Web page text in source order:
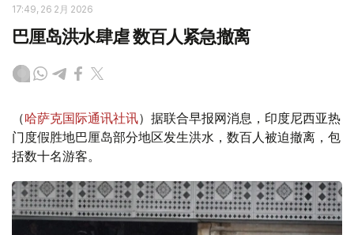
17:49, 26 2月 2026
巴厘岛洪水肆虐 数百人紧急撤离
（哈萨克国际通讯社讯）据联合早报网消息，印度尼西亚热
门度假胜地巴厘岛部分地区发生洪水，数百人被迫撤离，包
括数十名游客。